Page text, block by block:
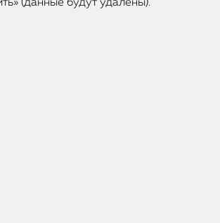
(данные будут удалены).